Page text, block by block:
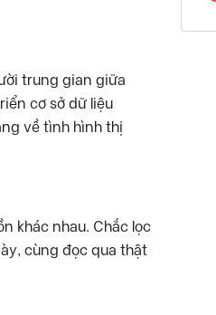
trung gian giữa
cơ sở dữ liệu
về tình hình thị
khác nhau. Chắc lọc
cùng đọc qua thật